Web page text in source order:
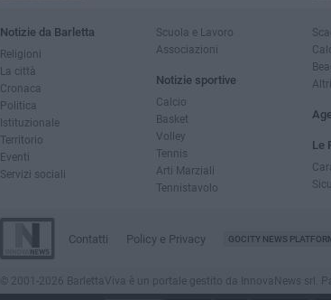
Notizie da Barletta
Religioni
La città
Cronaca
Politica
Istituzionale
Territorio
Eventi
Servizi sociali
Scuola e Lavoro
Associazioni
Notizie sportive
Calcio
Basket
Volley
Tennis
Arti Marziali
Tennistavolo
Le
Contatti Policy e Privacy GOCITY NEWS
© 2001-2026 BarlettaViva è un portale gestito da InnovaNews srl.